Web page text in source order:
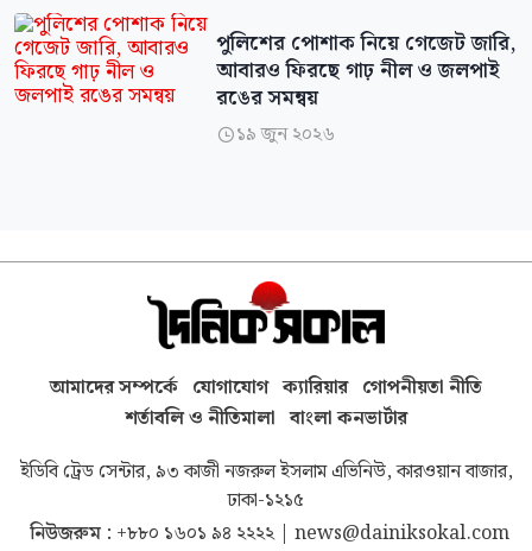
পুলিশের পোশাক নিয়ে গেজেট জারি,
আবারও ফিরছে গাঢ় নীল ও জলপাই
রঙের সমন্বয়
১৯ জুন ২০২৬
আমাদের সম্পর্কে যোগাযোগ ক্যারিয়ার গোপনীয়তা নীতি
শর্তাবলি ও নীতিমালা বাংলা কনভার্টার
ইডিবি ট্রেড সেন্টার, ৯৩ কাজী নজরুল ইসলাম এভিনিউ, কারওয়ান বাজার,
ঢাকা-১২১৫
নিউজরুম : +৮৮০ ১৬০১ ৯৪ ২২২২| news@dainiksokal.com